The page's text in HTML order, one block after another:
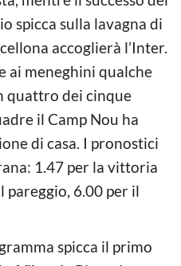
spicca sulla lavagna di
accoglierà l’Inter.
ai meneghini qualche
quattro dei cinque
il Camp Nou ha
di casa. I pronostici
1.47 per la vittoria
pareggio, 6.00 per il
spicca il primo